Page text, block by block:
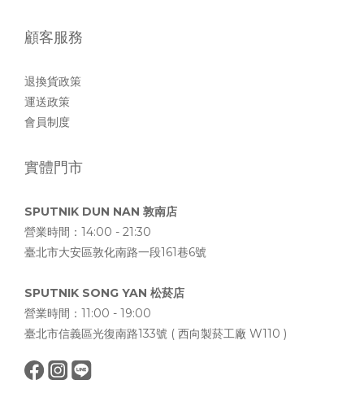
顧客服務
退換貨政策
運送政策
會員制度
實體門市
SPUTNIK DUN NAN 敦南店
營業時間：14:00 - 21:30
臺北市大安區敦化南路一段161巷6號
SPUTNIK SONG YAN 松菸店
營業時間：11:00 - 19:00
臺北市信義區光復南路133號 ( 西向製菸工廠 W110 )